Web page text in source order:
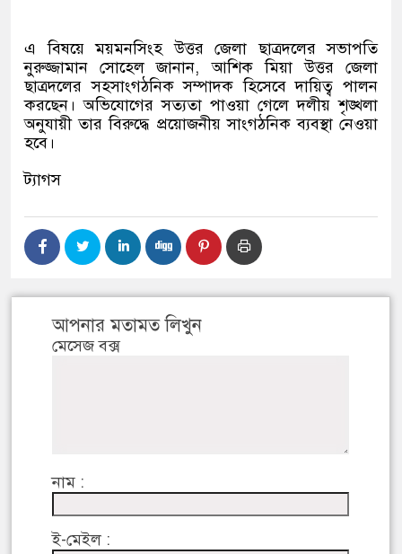
এ বিষয়ে ময়মনসিংহ উত্তর জেলা ছাত্রদলের সভাপতি
নুরুজ্জামান সোহেল জানান, আশিক মিয়া উত্তর জেলা
ছাত্রদলের সহসাংগঠনিক সম্পাদক হিসেবে দায়িত্ব পালন
করছেন। অভিযোগের সত্যতা পাওয়া গেলে দলীয় শৃঙ্খলা
অনুযায়ী তার বিরুদ্ধে প্রয়োজনীয় সাংগঠনিক ব্যবস্থা নেওয়া
হবে।
ট্যাগস
আপনার মতামত লিখুন
মেসেজ বক্স
নাম :
ই-মেইল :